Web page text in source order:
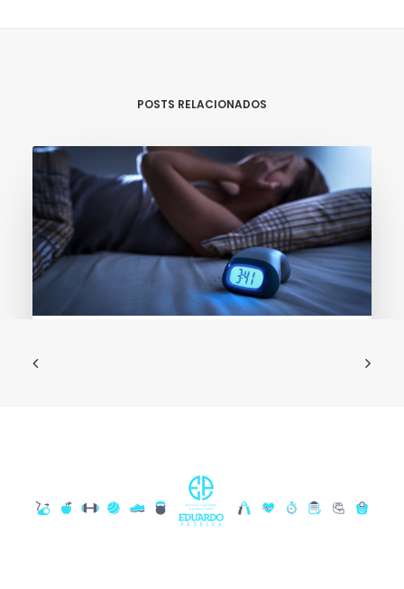
POSTS RELACIONADOS
por Dr. Eduardo Pereira